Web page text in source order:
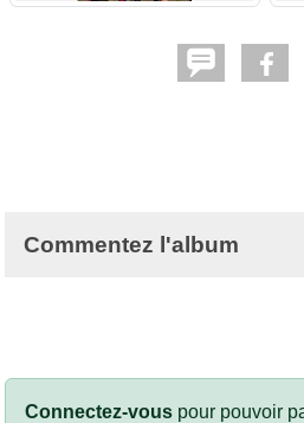
Commentez l'album
Connectez-vous pour pouvoir